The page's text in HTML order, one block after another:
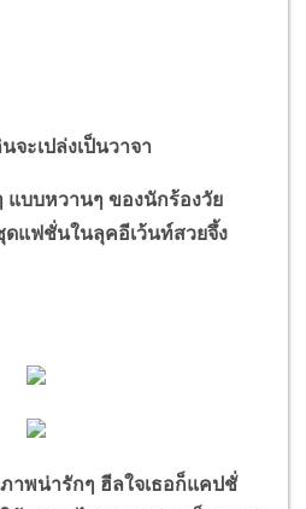
จะเปล่งเป็นวาจา
บบหวานๆ ของนักร้องวัย
ดแฟชั่นในลุคอีเว้นท์สวยจึ้ง
พน่ารักๆ ฮีลใจเธอก็แคปชั่